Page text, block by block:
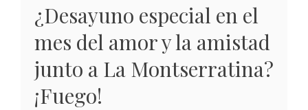
¿Desayuno especial en el
mes del amor y la amistad
junto a La Montserratina?
¡Fuego!